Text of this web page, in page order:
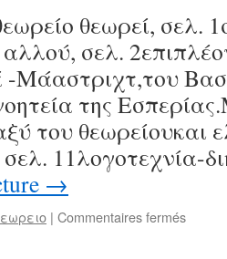
θεωρεί, σελ.
αλλού, σελ.
Μάαστριχτ,του
της
του θεωρείουκαι
11λογοτεχνία-
→
| Commentaires ferméssur